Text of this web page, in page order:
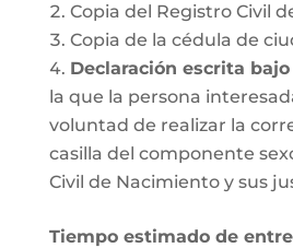
Copia del Registro Civil
Copia de la cédula de
Declaración escrita
la que la persona
voluntad de realizar la
casilla del componente
Civil de Nacimiento y sus
Tiempo estimado de